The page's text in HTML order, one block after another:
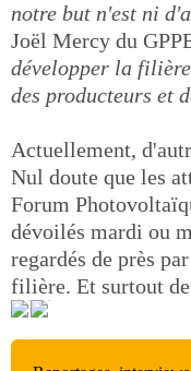
notre but n'est ni
Joël Mercy du
développer la
des producteurs et
Actuellement,
Nul doute que les
Forum
dévoilés mardi ou
regardés de près
filière. Et surtout